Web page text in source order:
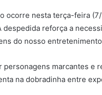
ocorre nesta terça-feira
despedida reforça a
do nosso
personagens marcantes e
na dobradinha entre